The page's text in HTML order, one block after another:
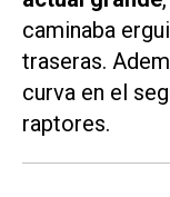
caminaba
traseras.
curva en el
raptores.